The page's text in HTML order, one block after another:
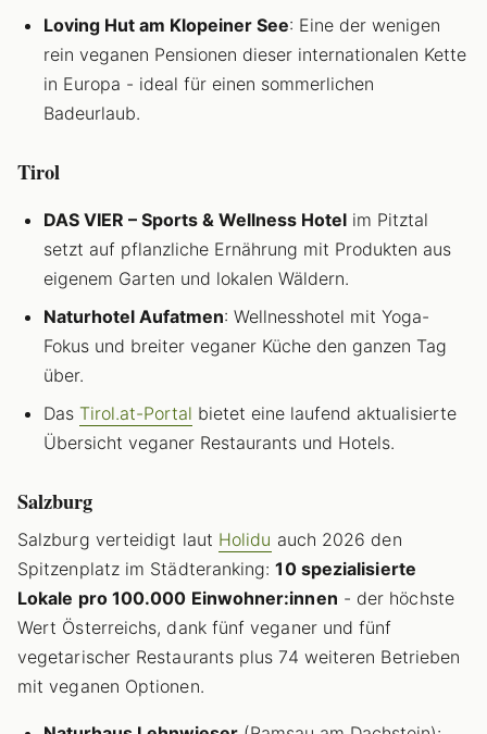
Loving Hut am Klopeiner See: Eine der wenigen
rein veganen Pensionen dieser internationalen Kette
in Europa - ideal für einen sommerlichen
Badeurlaub.
Tirol
DAS VIER – Sports & Wellness Hotel im Pitztal
setzt auf pflanzliche Ernährung mit Produkten aus
eigenem Garten und lokalen Wäldern.
Naturhotel Aufatmen: Wellnesshotel mit Yoga-
Fokus und breiter veganer Küche den ganzen Tag
über.
Das Tirol.at-Portal bietet eine laufend aktualisierte
Übersicht veganer Restaurants und Hotels.
Salzburg
Salzburg verteidigt laut Holidu auch 2026 den
Spitzenplatz im Städteranking:10 spezialisierte
Lokale pro 100.000 Einwohner:innen - der höchste
Wert Österreichs, dank fünf veganer und fünf
vegetarischer Restaurants plus 74 weiteren Betrieben
mit veganen Optionen.